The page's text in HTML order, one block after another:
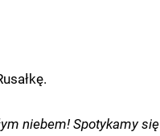
niebem! Spotykamy się